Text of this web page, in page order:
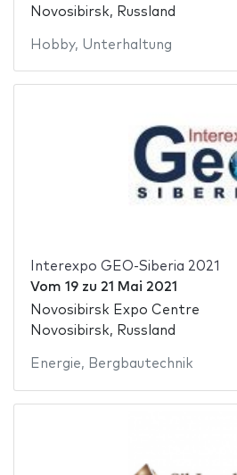
Novosibirsk, Russland
Hobby, Unterhaltung
Interexpo GEO-Siberia 2021
Vom 19zu 21 Mai 2021
Novosibirsk Expo Centre
Novosibirsk, Russland
Energie, Bergbautechnik